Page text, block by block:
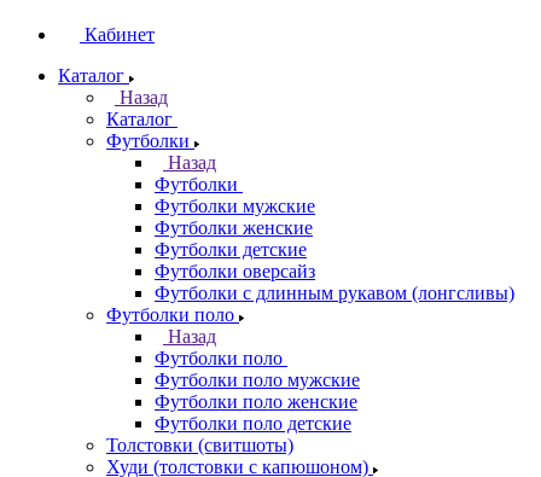
Кабинет
Каталог
Назад
Каталог
Футболки
Назад
Футболки
Футболки мужские
Футболки женские
Футболки детские
Футболки оверсайз
Футболки с длинным рукавом (лонгсливы)
Футболки поло
Назад
Футболки поло
Футболки поло мужские
Футболки поло женские
Футболки поло детские
Толстовки (свитшоты)
Худи (толстовки с капюшоном)